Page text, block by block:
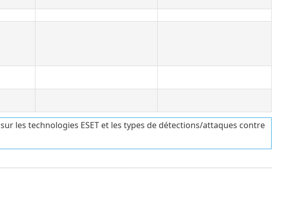
les technologies ESET et les types de détections/attaques contre